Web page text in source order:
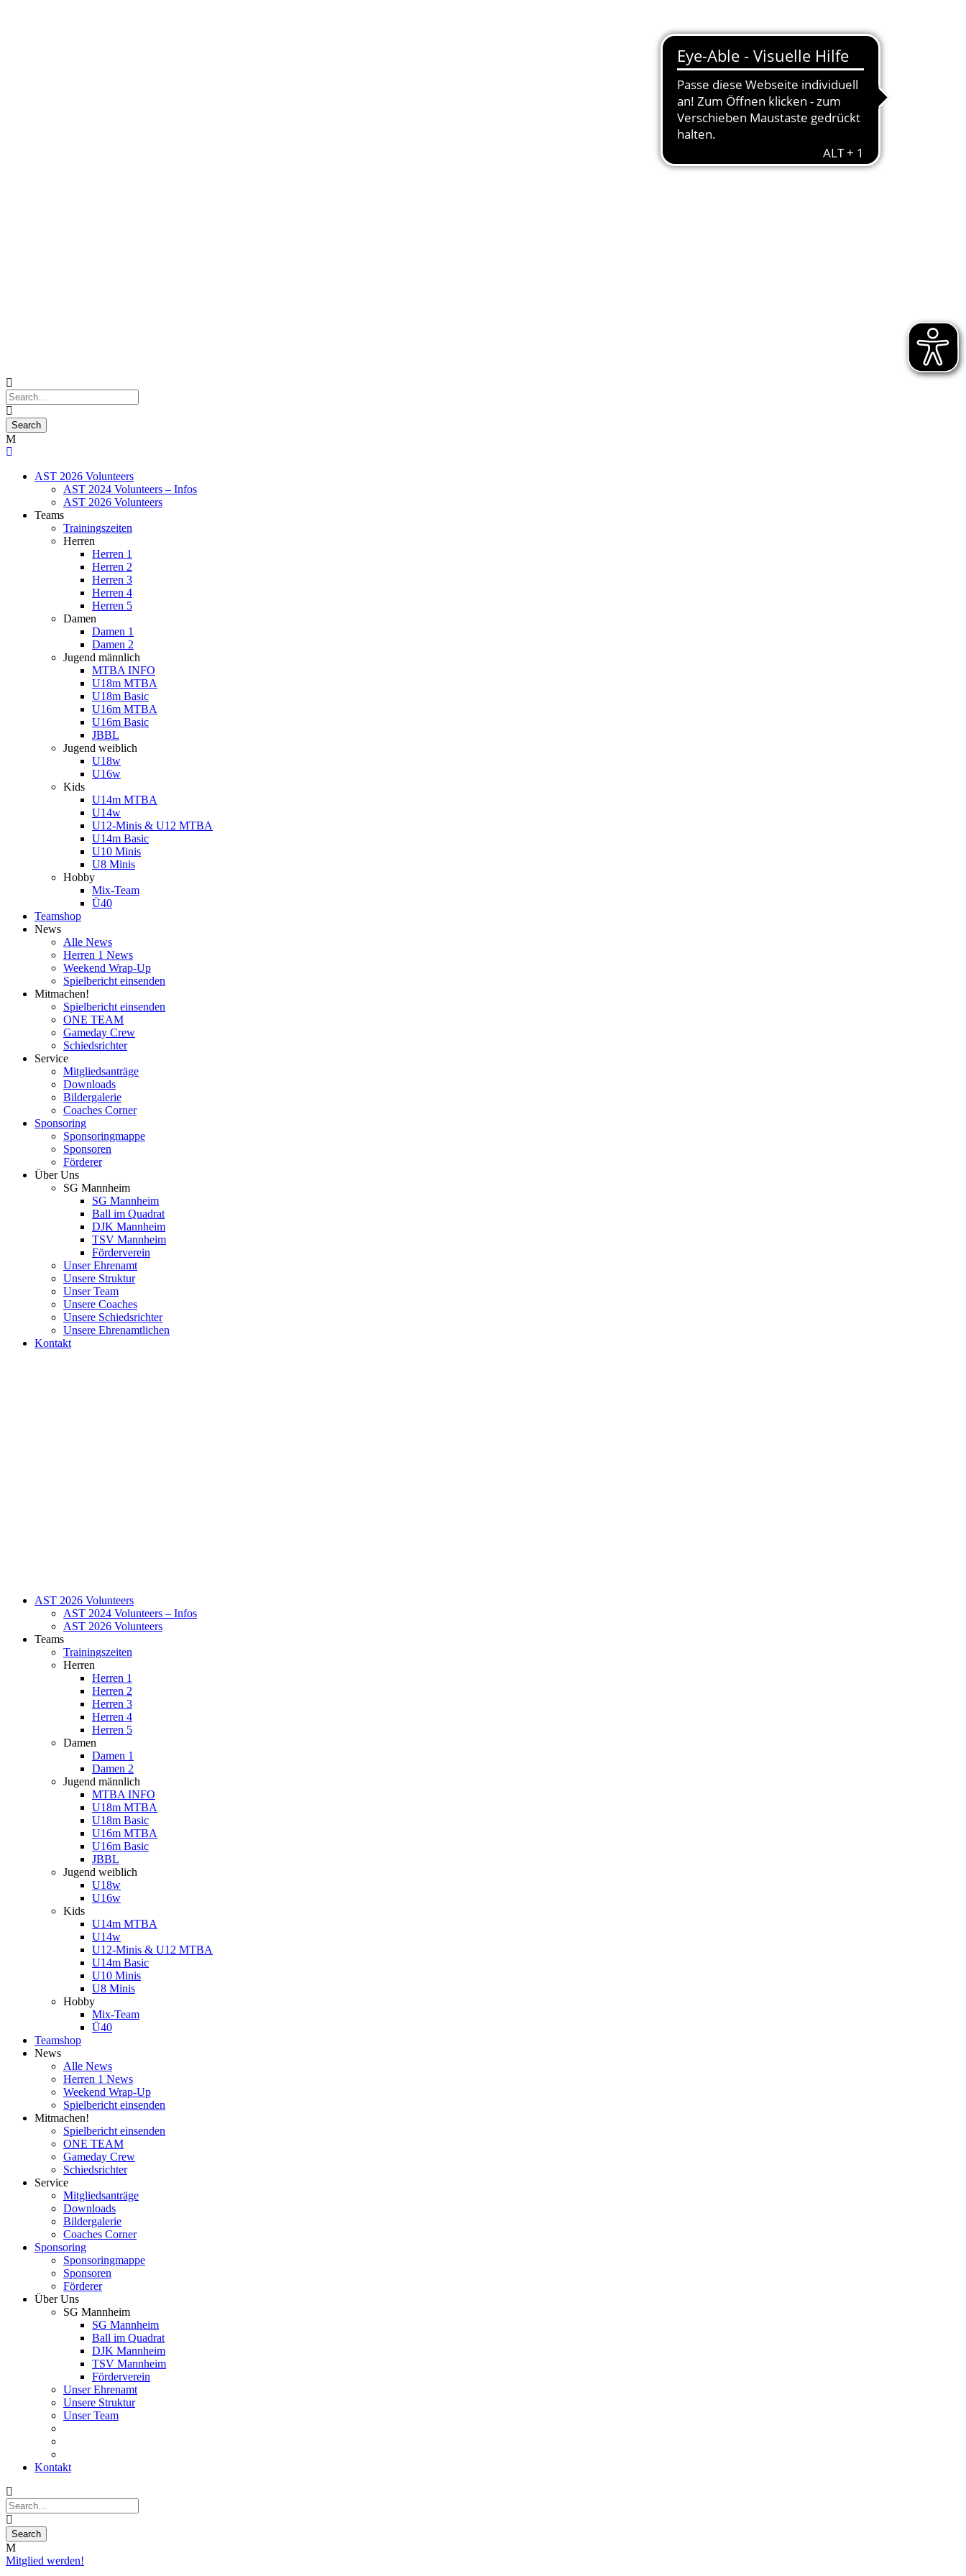
AST 2026 Volunteers
AST 2024 Volunteers – Infos
AST 2026 Volunteers
Teams
Trainingszeiten
Herren
Herren 1
Herren 2
Herren 3
Herren 4
Herren 5
Damen
Damen 1
Damen 2
Jugend männlich
MTBA INFO
U18m MTBA
U18m Basic
U16m MTBA
U16m Basic
JBBL
Jugend weiblich
U18w
U16w
Kids
U14m MTBA
U14w
U12-Minis & U12 MTBA
U14m Basic
U10 Minis
U8 Minis
Hobby
Mix-Team
Ü40
Teamshop
News
Alle News
Herren 1 News
Weekend Wrap-Up
Spielbericht einsenden
Mitmachen!
Spielbericht einsenden
ONE TEAM
Gameday Crew
Schiedsrichter
Service
Mitgliedsanträge
Downloads
Bildergalerie
Coaches Corner
Sponsoring
Sponsoringmappe
Sponsoren
Förderer
Über Uns
SG Mannheim
SG Mannheim
Ball im Quadrat
DJK Mannheim
TSV Mannheim
Förderverein
Unser Ehrenamt
Unsere Struktur
Unser Team
Unsere Coaches
Unsere Schiedsrichter
Unsere Ehrenamtlichen
Kontakt
AST 2026 Volunteers
AST 2024 Volunteers – Infos
AST 2026 Volunteers
Teams
Trainingszeiten
Herren
Herren 1
Herren 2
Herren 3
Herren 4
Herren 5
Damen
Damen 1
Damen 2
Jugend männlich
MTBA INFO
U18m MTBA
U18m Basic
U16m MTBA
U16m Basic
JBBL
Jugend weiblich
U18w
U16w
Kids
U14m MTBA
U14w
U12-Minis & U12 MTBA
U14m Basic
U10 Minis
U8 Minis
Hobby
Mix-Team
Ü40
Teamshop
News
Alle News
Herren 1 News
Weekend Wrap-Up
Spielbericht einsenden
Mitmachen!
Spielbericht einsenden
ONE TEAM
Gameday Crew
Schiedsrichter
Service
Mitgliedsanträge
Downloads
Bildergalerie
Coaches Corner
Sponsoring
Sponsoringmappe
Sponsoren
Förderer
Über Uns
SG Mannheim
SG Mannheim
Ball im Quadrat
DJK Mannheim
TSV Mannheim
Förderverein
Unser Ehrenamt
Unsere Struktur
Unser Team
Kontakt
Mitglied werden!